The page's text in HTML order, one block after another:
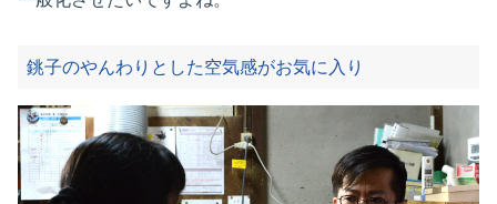
銚子のやんわりとした空気感がお気に入り